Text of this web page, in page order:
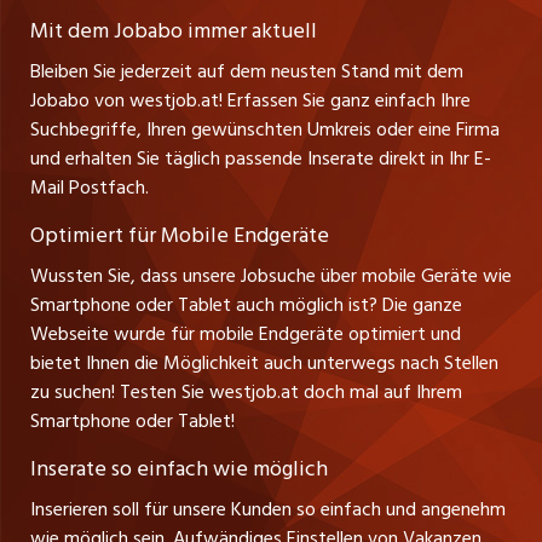
Führungspositionen
Management / Kader-Jobs
jobmittelland.ch
jobbern.ch
jobbasel.ch
zentraljob.ch
myjob.ch
schaffu.ch (VS)
ajourjob.ch
russmedia.com
vol.at
A-6858 Schwarzach
Stefan Spötl
Tel. +43 664 39 47 47 7
Leiter westjob.at
Andrea Graf
Tel. +43 664 20 30 02 1
Verkauf und Beratung
Mit dem Jobabo immer aktuell
Bleiben Sie jederzeit auf dem neusten Stand mit dem
Jobabo von westjob.at! Erfassen Sie ganz einfach Ihre
Suchbegriffe, Ihren gewünschten Umkreis oder eine Firma
und erhalten Sie täglich passende Inserate direkt in Ihr E-
Mail Postfach.
Optimiert für Mobile Endgeräte
Wussten Sie, dass unsere Jobsuche über mobile Geräte wie
Smartphone oder Tablet auch möglich ist? Die ganze
Webseite wurde für mobile Endgeräte optimiert und
bietet Ihnen die Möglichkeit auch unterwegs nach Stellen
zu suchen! Testen Sie westjob.at doch mal auf Ihrem
Smartphone oder Tablet!
Inserate so einfach wie möglich
Inserieren soll für unsere Kunden so einfach und angenehm